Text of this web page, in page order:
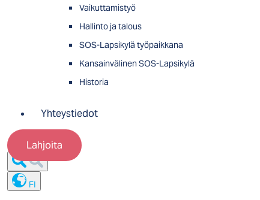
Vaikuttamistyö
Hallinto ja talous
SOS-Lapsikylä työpaikkana
Kansainvälinen SOS-Lapsikylä
Historia
Yhteystiedot
Lahjoita
FI